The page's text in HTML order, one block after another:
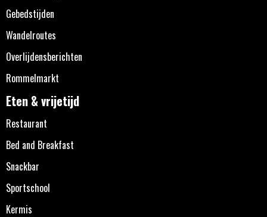
Gebedstijden
Wandelroutes
Overlijdensberichten
Rommelmarkt
Eten & vrijetijd
Restaurant
Bed and Breakfast
Snackbar
Sportschool
Kermis